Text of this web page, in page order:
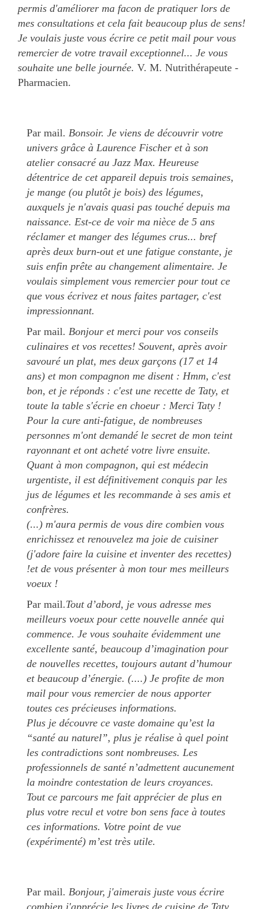
permis d'améliorer ma facon de pratiquer lors de
mes consultations et cela fait beaucoup plus de sens!
Je voulais juste vous écrire ce petit mail pour vous
remercier de votre travail exceptionnel... Je vous
souhaite une belle journée. V. M. Nutrithérapeute -
Pharmacien.
Par mail. Bonsoir. Je viens de découvrir votre
univers grâce à Laurence Fischer et à son
atelier consacré au Jazz Max. Heureuse
détentrice de cet appareil depuis trois semaines,
je mange (ou plutôt je bois) des légumes,
auxquels je n'avais quasi pas touché depuis ma
naissance. Est-ce de voir ma nièce de 5 ans
réclamer et manger des légumes crus... bref
après deux burn-out et une fatigue constante, je
suis enfin prête au changement alimentaire. Je
voulais simplement vous remercier pour tout ce
que vous écrivez et nous faites partager, c'est
impressionnant.
Par mail. Bonjour et merci pour vos conseils
culinaires et vos recettes! Souvent, après avoir
savouré un plat, mes deux garçons (17 et 14
ans) et mon compagnon me disent : Hmm, c'est
bon, et je réponds : c'est une recette de Taty, et
toute la table s'écrie en choeur : Merci Taty !
Pour la cure anti-fatigue, de nombreuses
personnes m'ont demandé le secret de mon teint
rayonnant et ont acheté votre livre ensuite.
Quant à mon compagnon, qui est médecin
urgentiste, il est définitivement conquis par les
jus de légumes et les recommande à ses amis et
confrères.
(...) m'aura permis de vous dire combien vous
enrichissez et renouvelez ma joie de cuisiner
(j'adore faire la cuisine et inventer des recettes)
!et de vous présenter à mon tour mes meilleurs
voeux !
Par mail.Tout d’abord, je vous adresse mes
meilleurs voeux pour cette nouvelle année qui
commence. Je vous souhaite évidemment une
excellente santé, beaucoup d’imagination pour
de nouvelles recettes, toujours autant d’humour
et beaucoup d’énergie. (....) Je profite de mon
mail pour vous remercier de nous apporter
toutes ces précieuses informations.
Plus je découvre ce vaste domaine qu’est la
“santé au naturel”, plus je réalise à quel point
les contradictions sont nombreuses. Les
professionnels de santé n’admettent aucunement
la moindre contestation de leurs croyances.
Tout ce parcours me fait apprécier de plus en
plus votre recul et votre bon sens face à toutes
ces informations. Votre point de vue
(expérimenté) m’est très utile.
Par mail. Bonjour, j'aimerais juste vous écrire
combien j'apprécie les livres de cuisine de Taty